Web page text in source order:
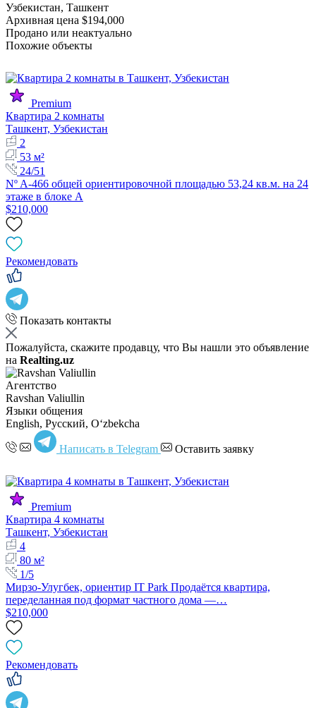
Узбекистан, Ташкент
Архивная цена $194,000
Продано или неактуально
Похожие объекты
Premium
Квартира 2 комнаты
Ташкент, Узбекистан
2
53 м²
24/51
Nº A-466 общей ориентировочной площадью 53,24 кв.м. на 24
этаже в блоке А
$210,000
Рекомендовать
Показать контакты
Пожалуйста, скажите продавцу, что Вы нашли это объявление
на Realting.uz
Агентство
Ravshan Valiullin
Языки общения
English, Русский, Oʻzbekcha
Написать в Telegram Оставить заявку
Premium
Квартира 4 комнаты
Ташкент, Узбекистан
4
80 м²
1/5
Мирзо-Улугбек, ориентир IT Park Продаётся квартира,
переделанная под формат частного дома —…
$210,000
Рекомендовать